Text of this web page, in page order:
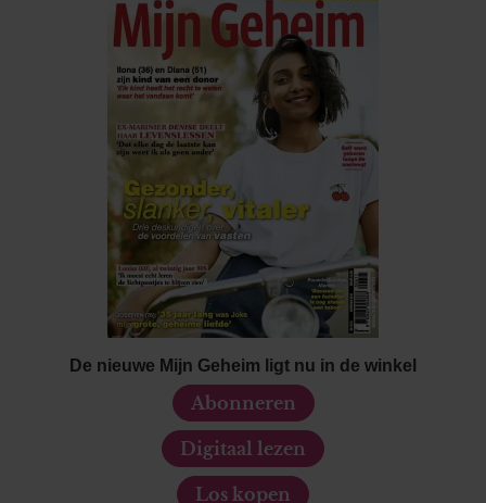
De nieuwe Mijn Geheim ligt nu in de winkel
Abonneren
Digitaal lezen
Los kopen